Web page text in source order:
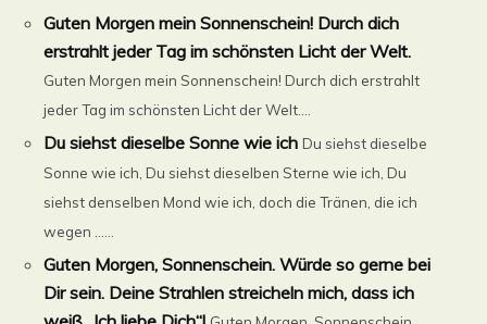
Guten Morgen mein Sonnenschein! Durch dich
erstrahlt jeder Tag im schönsten Licht der Welt.
Guten Morgen mein Sonnenschein! Durch dich erstrahlt
jeder Tag im schönsten Licht der Welt....
Du siehst dieselbe Sonne wie ich Du siehst dieselbe
Sonne wie ich, Du siehst dieselben Sterne wie ich, Du
siehst denselben Mond wie ich, doch die Tränen, die ich
wegen ......
Guten Morgen, Sonnenschein. Würde so gerne bei
Dir sein. Deine Strahlen streicheln mich, dass ich